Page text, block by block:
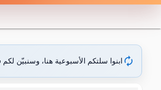
autorenew ابنوا سلتكم الأسبوعية هنا، وسنبيّن